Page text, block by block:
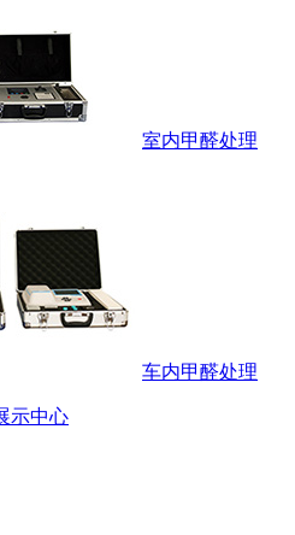
室内甲醛处理
车内甲醛处理